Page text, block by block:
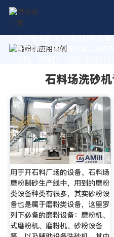
作为专业的 石料场洗砂机设
身定制高价值的粉体加工系统
石料场洗砂
用于开石料厂场的设备、石料场
磨粉制砂生产线中，用到的磨粉
类设备种类有很多，其实砂粉设
备也是属于磨粉类设备，这里罗
列下必备的磨粉设备：磨粉机、
式磨粉机、磨粉机、砂粉设备